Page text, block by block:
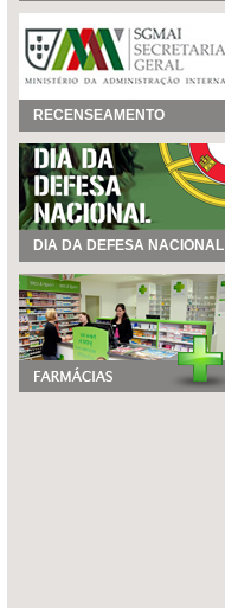
RECENSEAMENTO
DIA DA DEFESA NACIONAL